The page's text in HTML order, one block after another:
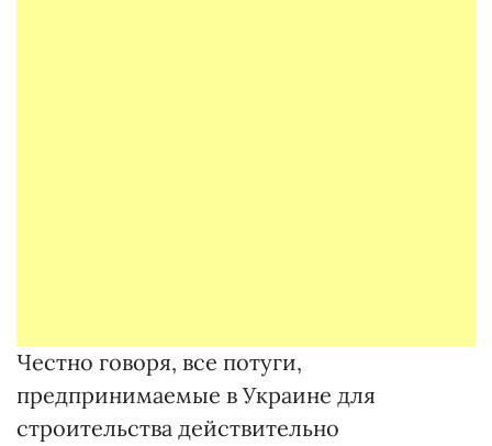
Честно говоря, все потуги,
предпринимаемые в Украине для
строительства действительно